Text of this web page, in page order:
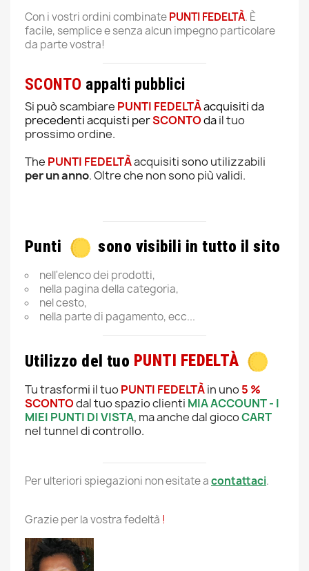
Con i vostri ordini combinatePUNTI FEDELTÀ. È
facile, semplice e senza alcun impegno particolare
da parte vostra!
SCONTO appalti pubblici
Si può scambiare PUNTI FEDELTÀacquisiti da
precedenti acquisti perSCONTOdail tuo
prossimo ordine.
The PUNTI FEDELTÀacquisiti sono utilizzabili
per un anno. Oltre che non sono più validi.
Punti sono visibili in tutto il sito
nell'elenco dei prodotti,
nella pagina della categoria,
nel cesto,
nella parte di pagamento, ecc...
Utilizzo del tuo PUNTI FEDELTÀ
Tu trasformi il tuoPUNTI FEDELTÀin uno5 %
SCONTOdal tuo spazio clienti MIA ACCOUNT - I
MIEI PUNTI DI VISTA, ma anche dal giocoCART
nel tunnel di controllo.
Per ulteriori spiegazioni non esitate acontattaci.
Grazie per la vostra fedeltà !